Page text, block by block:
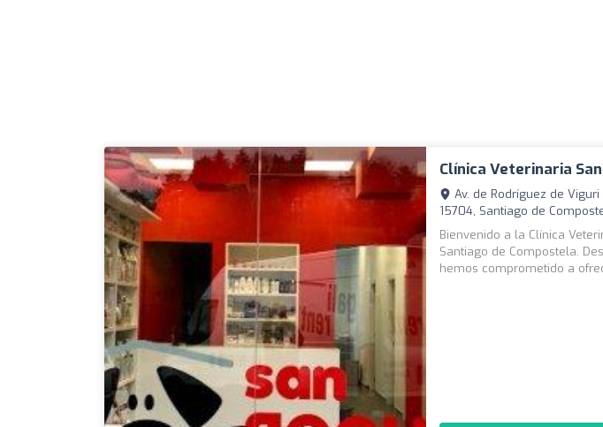
Clínica Veterinaria
Av. de Rodríguez de
15704, Santiago de
Bienvenido a la Clínica
Santiago de Compostela.
hemos comprometido a